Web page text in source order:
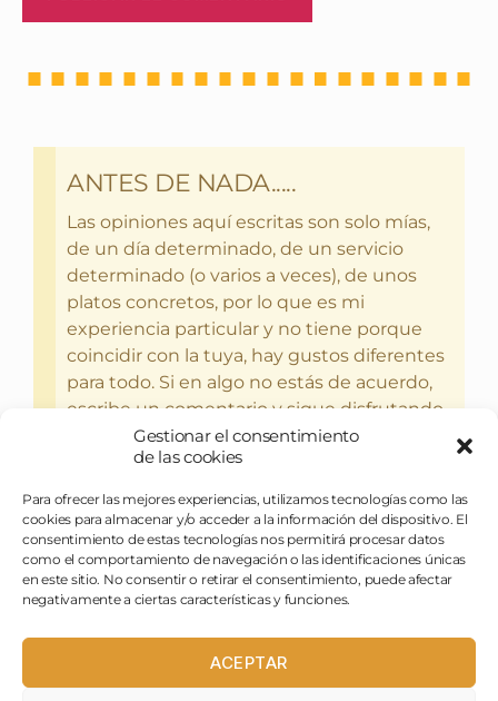
Gestionar el consentimiento
de las cookies
Para ofrecer las mejores experiencias, utilizamos tecnologías como las
cookies para almacenar y/o acceder a la información del dispositivo. El
consentimiento de estas tecnologías nos permitirá procesar datos
como el comportamiento de navegación o las identificaciones únicas
en este sitio. No consentir o retirar el consentimiento, puede afectar
negativamente a ciertas características y funciones.
ACEPTAR
ANTES DE NADA.....
Las opiniones aquí escritas son solo mías,
de un día determinado, de un servicio
determinado (o varios a veces), de unos
platos concretos, por lo que es mi
experiencia particular y no tiene porque
coincidir con la tuya, hay gustos diferentes
para todo. Si en algo no estás de acuerdo,
escribe un comentario y sigue disfrutando
del bebercio y el glotoneo.